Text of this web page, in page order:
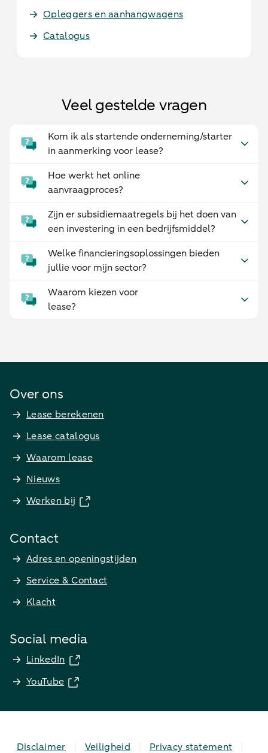
Opleggers en aanhangwagens
Catalogus
Veel gestelde vragen
Kom ik als startende onderneming/starter
in aanmerking voor lease?
Hoe werkt het online
aanvraagproces?
Zijn er subsidiemaatregels bij het doen van
een investering in een bedrijfsmiddel?
Welke financieringsoplossingen bieden
jullie voor mijn sector?
Waarom kiezen voor
lease?
Over ons
Lease berekenen
Lease catalogus
Waarom lease
Nieuws
Werken bij
Contact
Adres en openingstijden
Service & Contact
Klacht
Social media
LinkedIn
YouTube
Disclaimer Veiligheid Privacy statement